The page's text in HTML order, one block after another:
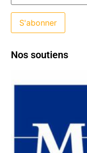
Nos soutiens